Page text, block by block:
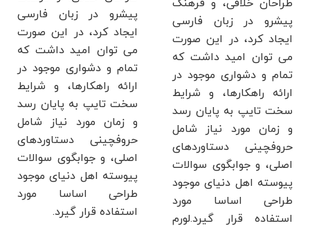
طراحان خلاقی، و فرهنگ
پیشرو در زبان فارسی
ایجاد کرد، در این صورت
می توان امید داشت که
تمام و دشواری موجود در
ارائه راهکارها، و شرایط
سخت تایپ به پایان رسد
و زمان مورد نیاز شامل
حروفچینی دستاوردهای
اصلی، و جوابگوی سوالات
پیوسته اهل دنیای موجود
طراحی اساسا مورد
استفاده قرار گیرد.لورم
پیشرو در زبان فارسی
ایجاد کرد، در این صورت
می توان امید داشت که
تمام و دشواری موجود در
ارائه راهکارها، و شرایط
سخت تایپ به پایان رسد
و زمان مورد نیاز شامل
حروفچینی دستاوردهای
اصلی، و جوابگوی سوالات
پیوسته اهل دنیای موجود
طراحی اساسا مورد
استفاده قرار گیرد.